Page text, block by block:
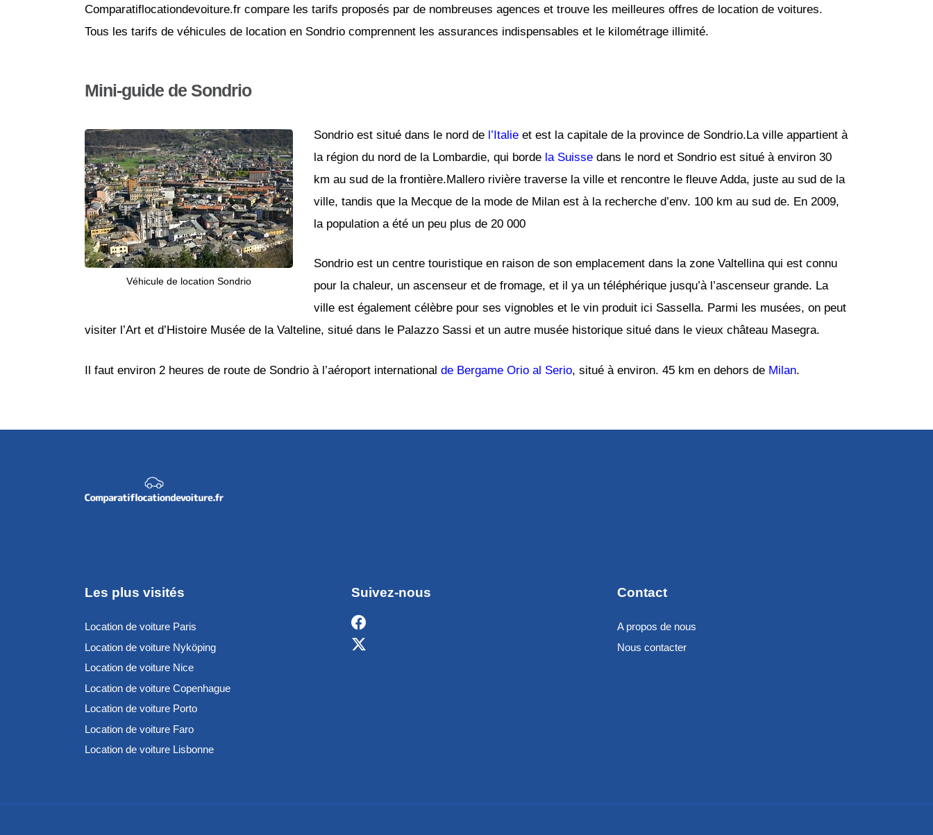
Comparatiflocationdevoiture.fr compare les tarifs proposés par de nombreuses agences et trouve les meilleures offres de location de voitures.
Tous les tarifs de véhicules de location en Sondrio comprennent les assurances indispensables et le kilométrage illimité.
Mini-guide de Sondrio
Véhicule de location Sondrio
Sondrio est situé dans le nord de l’Italie et est la capitale de la province de Sondrio.La ville appartient à
la région du nord de la Lombardie, qui borde la Suisse dans le nord et Sondrio est situé à environ 30
km au sud de la frontière.Mallero rivière traverse la ville et rencontre le fleuve Adda, juste au sud de la
ville, tandis que la Mecque de la mode de Milan est à la recherche d’env. 100 km au sud de. En 2009,
la population a été un peu plus de 20 000
Sondrio est un centre touristique en raison de son emplacement dans la zone Valtellina qui est connu
pour la chaleur, un ascenseur et de fromage, et il ya un téléphérique jusqu’à l’ascenseur grande. La
ville est également célèbre pour ses vignobles et le vin produit ici Sassella. Parmi les musées, on peut
visiter l’Art et d’Histoire Musée de la Valteline, situé dans le Palazzo Sassi et un autre musée historique situé dans le vieux château Masegra.
Il faut environ 2 heures de route de Sondrio à l’aéroport international de Bergame Orio al Serio, situé à environ. 45 km en dehors de Milan.
Les plus visités
Location de voiture Paris
Location de voiture Nyköping
Location de voiture Nice
Location de voiture Copenhague
Location de voiture Porto
Location de voiture Faro
Location de voiture Lisbonne
Suivez-nous Contact
A propos de nous
Nous contacter